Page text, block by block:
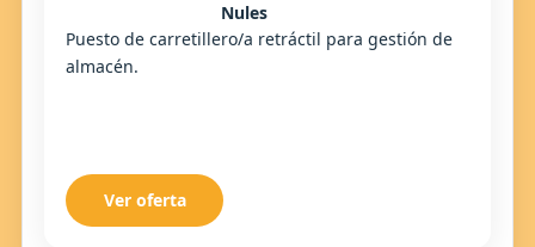
Nules
Puesto de carretillero/a retráctil para gestión de
almacén.
Ver oferta